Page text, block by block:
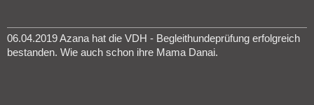
06.04.2019 Azana hat die VDH - Begleithundeprüfung erfolgreich
bestanden. Wie auch schon ihre Mama Danai.